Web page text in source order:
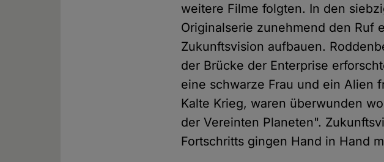
weitere Filme folgten. In den
Originalserie zunehmend den Ruf
Zukunftsvision aufbauen.
der Brücke der Enterprise
eine schwarze Frau und ein Alien
Kalte Krieg, waren überwunden
der Vereinten Planeten".
Fortschritts gingen Hand in Hand